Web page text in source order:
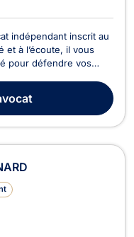
indépendant inscrit au
et à l’écoute, il vous
pour défendre vos
de la famille, droit des